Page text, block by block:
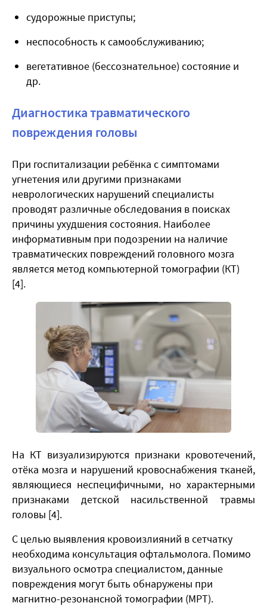
судорожные приступы;
неспособность к самообслуживанию;
вегетативное (бессознательное) состояние и
др.
Диагностика травматического
повреждения головы
При госпитализации ребёнка с симптомами
угнетения или другими признаками
неврологических нарушений специалисты
проводят различные обследования в поисках
причины ухудшения состояния. Наиболее
информативным при подозрении на наличие
травматических повреждений головного мозга
является метод компьютерной томографии (КТ)
[4].
На КТ визуализируются признаки кровотечений,
отёка мозга и нарушений кровоснабжения тканей,
являющиеся неспецифичными, но характерными
признаками детской насильственной травмы
головы [4].
С целью выявления кровоизлияний в сетчатку
необходима консультация офтальмолога. Помимо
визуального осмотра специалистом, данные
повреждения могут быть обнаружены при
магнитно-резонансной томографии (МРТ).